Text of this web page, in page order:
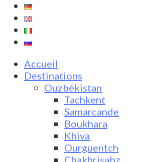
Accueil
Destinations
Ouzbékistan
Tachkent
Samarcande
Boukhara
Khiva
Ourguentch
Chakhrisabz